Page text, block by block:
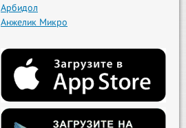
Арбидол
Анжелик Микро